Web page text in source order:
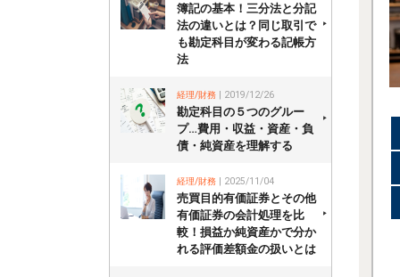
簿記の基本！三分法と分記
法の違いとは？同じ取引で
も勘定科目が変わる記帳方
法
経理/財務 | 2019/12/26
勘定科目の５つのグルー
プ…費用・収益・資産・負
債・純資産を理解する
経理/財務 | 2025/11/04
売買目的有価証券とその他
有価証券の会計処理を比
較！損益か純資産かで分か
れる評価差額金の扱いとは